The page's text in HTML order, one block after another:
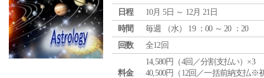
日程
10月 5日 ～ 12月 21日
時間
毎週 （水） 19 ：00 ～ 20 ：20
回数
全12回
料金
14,580円（4回／分割支払い）×3
40,500円（12回／一括前納支払※